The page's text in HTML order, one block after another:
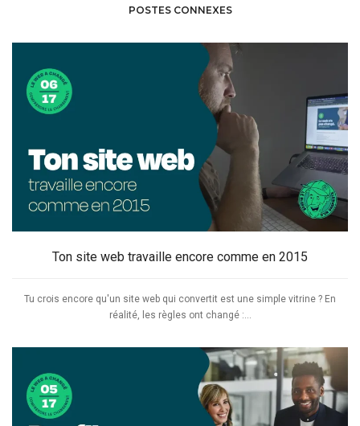
POSTES CONNEXES
Ton site web travaille encore comme en 2015
Tu crois encore qu'un site web qui convertit est une simple vitrine ? En
réalité, les règles ont changé :...